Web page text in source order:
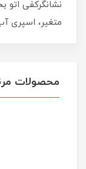
نشانگرکفی اتو
متغیر، اسپری
محصولات